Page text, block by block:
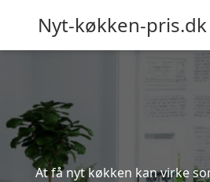
Nyt-køkken-pris.dk
At få nyt køkken kan virke